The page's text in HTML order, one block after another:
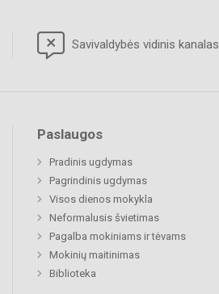
Savivaldybės vidinis kanalas
Paslaugos
Pradinis ugdymas
Pagrindinis ugdymas
Visos dienos mokykla
Neformalusis švietimas
Pagalba mokiniams ir tėvams
Mokinių maitinimas
Biblioteka